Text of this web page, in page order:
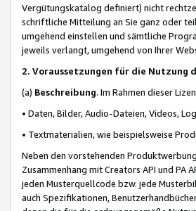
Vergütungskatalog definiert) nicht
schriftliche Mitteilung an Sie ganz oder
umgehend einstellen und sämtliche
jeweils verlangt, umgehend von Ihrer
2. Voraussetzungen für die Nutzung
(a) Beschreibung. Im Rahmen dieser
• Daten, Bilder, Audio-Dateien, Videos,
• Textmaterialien, wie beispielsweise
Neben den vorstehenden
Zusammenhang mit Creators API und
jeden Musterquellcode bzw. jede
auch Spezifikationen,